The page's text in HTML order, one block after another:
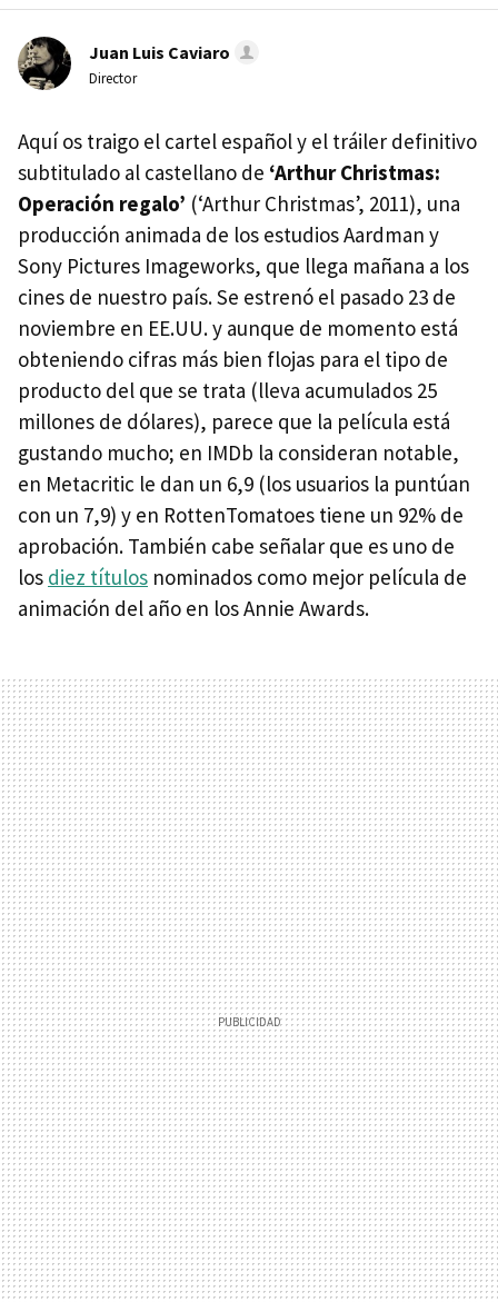
Juan Luis Caviaro
Director
Aquí os traigo el cartel español y el tráiler definitivo
subtitulado al castellano de ‘Arthur Christmas:
Operación regalo’ (‘Arthur Christmas’, 2011), una
producción animada de los estudios Aardman y
Sony Pictures Imageworks, que llega mañana a los
cines de nuestro país. Se estrenó el pasado 23 de
noviembre en EE.UU. y aunque de momento está
obteniendo cifras más bien flojas para el tipo de
producto del que se trata (lleva acumulados 25
millones de dólares), parece que la película está
gustando mucho; en IMDb la consideran notable,
en Metacritic le dan un 6,9 (los usuarios la puntúan
con un 7,9) y en RottenTomatoes tiene un 92% de
aprobación. También cabe señalar que es uno de
los diez títulos nominados como mejor película de
animación del año en los Annie Awards.